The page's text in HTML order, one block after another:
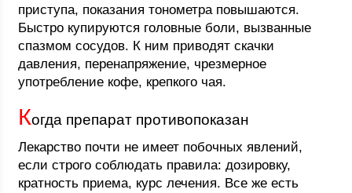
приступа, показания тонометра повышаются.
Быстро купируются головные боли, вызванные
спазмом сосудов. К ним приводят скачки
давления, перенапряжение, чрезмерное
употребление кофе, крепкого чая.
Когда препарат противопоказан
Лекарство почти не имеет побочных явлений,
если строго соблюдать правила: дозировку,
кратность приема, курс лечения. Все же есть